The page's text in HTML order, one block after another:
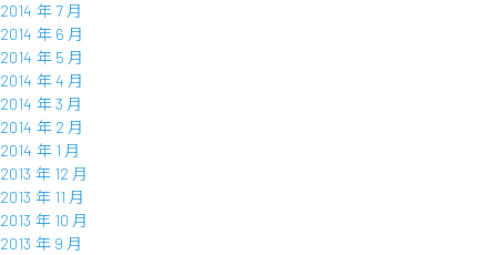
2014 年 7 月
2014 年 6 月
2014 年 5 月
2014 年 4 月
2014 年 3 月
2014 年 2 月
2014 年 1 月
2013 年 12 月
2013 年 11 月
2013 年 10 月
2013 年 9 月